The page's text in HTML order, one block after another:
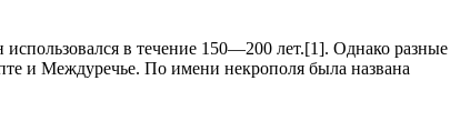
в течение 150—200 лет.[1]. Однако разные
и Междуречье. По имени некрополя была названа